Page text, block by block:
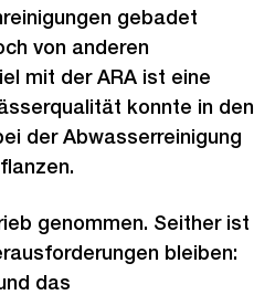
gebadet
von anderen
mit der ARA ist eine
konnte in den
der Abwasserreinigung
genommen. Seither ist
bleiben:
das